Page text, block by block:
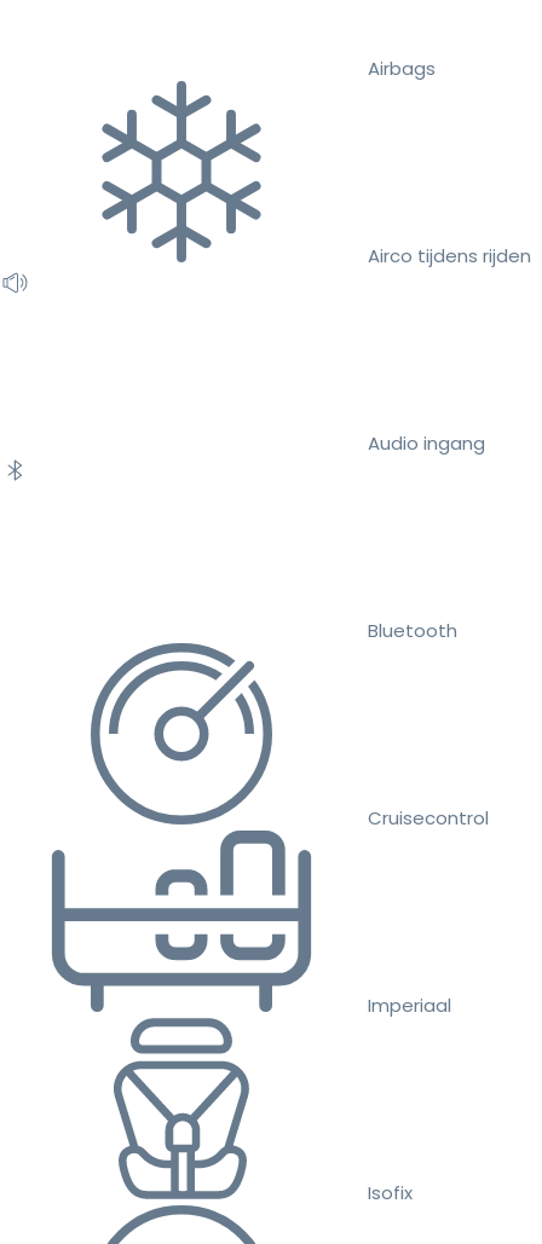
Airbags
Airco tijdens rijden
Audio ingang
Bluetooth
Cruisecontrol
Imperiaal
Isofix